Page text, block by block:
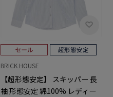
BRICK HOUSE
【超形態安定】 スキッパー 長
袖 形態安定 綿100% レディー